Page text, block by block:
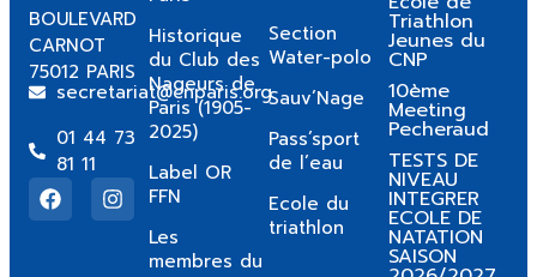
BOULEVARD
CARNOT
75012 PARIS
secretariat@cnparis.org
01 44 73
81 11
Historique
du Club des
Nageurs de
Paris (1905-
2025)
Label OR
FFN
Les
membres du
Section
Water-polo
Sauv’Nage
Pass’sport
de l’eau
Ecole du
triathlon
Triathlon
Jeunes du
CNP
10ème
Meeting
Pecheraud
TESTS DE
NIVEAU
INTEGRER
ECOLE DE
NATATION
SAISON